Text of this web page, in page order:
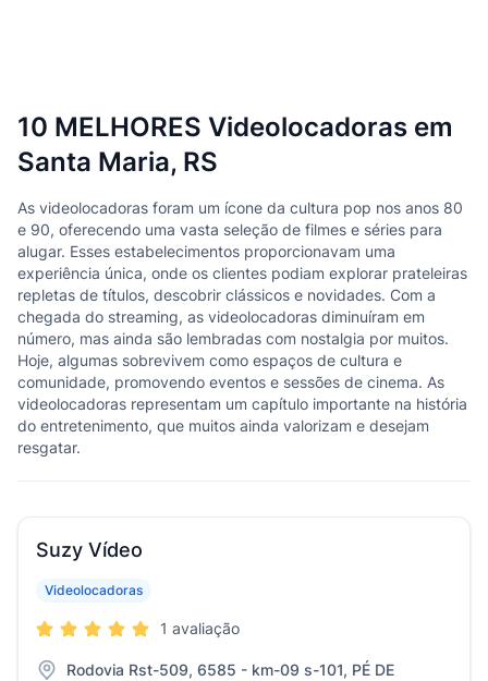
10 MELHORES Videolocadoras em
Santa Maria, RS
As videolocadoras foram um ícone da cultura pop nos anos 80
e 90, oferecendo uma vasta seleção de filmes e séries para
alugar. Esses estabelecimentos proporcionavam uma
experiência única, onde os clientes podiam explorar prateleiras
repletas de títulos, descobrir clássicos e novidades. Com a
chegada do streaming, as videolocadoras diminuíram em
número, mas ainda são lembradas com nostalgia por muitos.
Hoje, algumas sobrevivem como espaços de cultura e
comunidade, promovendo eventos e sessões de cinema. As
videolocadoras representam um capítulo importante na história
do entretenimento, que muitos ainda valorizam e desejam
resgatar.
Suzy Vídeo
Videolocadoras
1 avaliação
Rodovia Rst-509, 6585 - km-09 s-101, PÉ DE